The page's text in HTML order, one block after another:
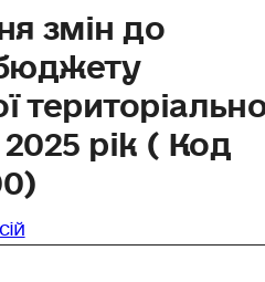
змін до
рік ( Код